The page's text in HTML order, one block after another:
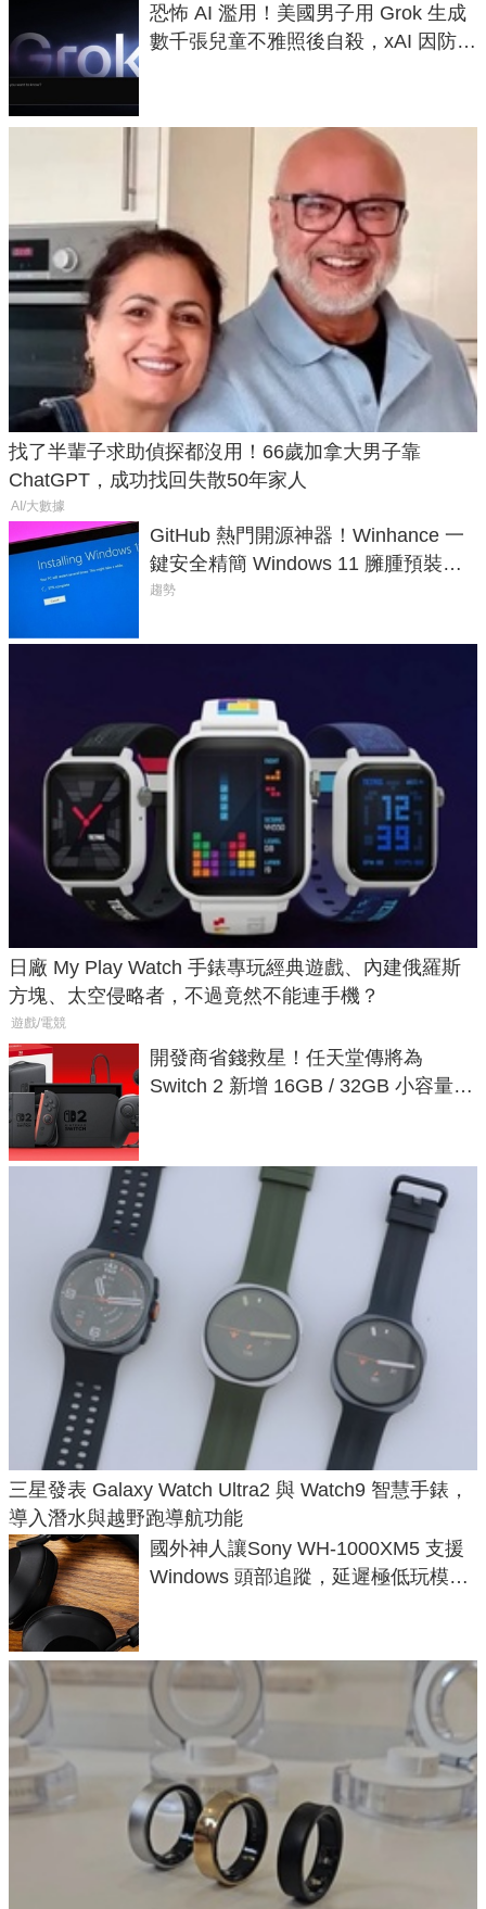
恐怖 AI 濫用！美國男子用 Grok 生成
數千張兒童不雅照後自殺，xAI 因防護
找了半輩子求助偵探都沒用！66歲加拿大男子靠
ChatGPT，成功找回失散50年家人
AI/大數據
GitHub 熱門開源神器！Winhance 一
鍵安全精簡 Windows 11 臃腫預裝軟
體與後台追蹤
趨勢
日廠 My Play Watch 手錶專玩經典遊戲、內建俄羅斯
方塊、太空侵略者，不過竟然不能連手機？
遊戲/電競
開發商省錢救星！任天堂傳將為
Switch 2 新增 16GB / 32GB 小容量遊
三星發表 Galaxy Watch Ultra2 與 Watch9 智慧手錶，
導入潛水與越野跑導航功能
國外神人讓Sony WH-1000XM5 支援
Windows 頭部追蹤，延遲極低玩模擬